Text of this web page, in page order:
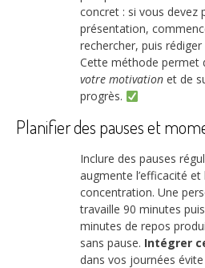
concret : si vous devez
présentation,
rechercher, puis
Cette méthode permet
votre motivation et de
progrès.
Planifier des pauses et
Inclure des pauses
augmente l’efficacité et
concentration. Une
travaille 90 minutes
minutes de repos
sans pause. Intégrer
dans vos journées évite